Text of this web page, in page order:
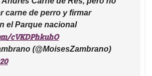
carne de perro y firmar
el Parque nacional
cVKDPhkuhO
(@MoisesZambrano)